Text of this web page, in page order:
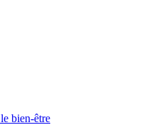
bien-être